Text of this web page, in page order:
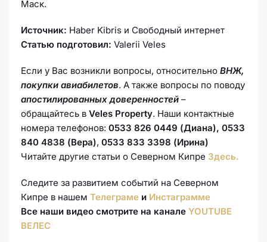
Маск.
Источник: Haber Kibris и Свободный интернет
Статью подготовил: Valerii Veles
Если у Вас возникли вопросы, относительно ВНЖ,
покупки авиабилетов. А также вопросы по поводу
апостилированных доверенностей –
обращайтесь в Veles Property. Наши контактные
номера телефонов: 0533 826 0449 (Диана), 0533
840 4838 (Вера), 0533 833 3398 (Ирина)
Читайте другие статьи о Северном Кипре Здесь.
Следите за развитием событий на Северном
Кипре в нашем Телеграме и Инстаграмме
Все наши видео смотрите на канале YOUTUBE
ВЕЛЕС